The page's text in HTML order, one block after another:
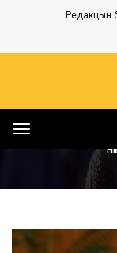
Редакцын
Toggle